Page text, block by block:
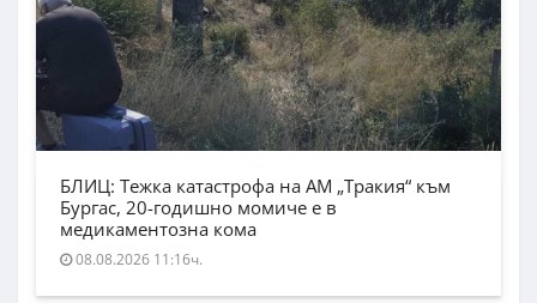
БЛИЦ: Тежка катастрофа на АМ „Тракия“ към
Бургас, 20-годишно момиче е в
медикаментозна кома
08.08.2026 11:16ч.